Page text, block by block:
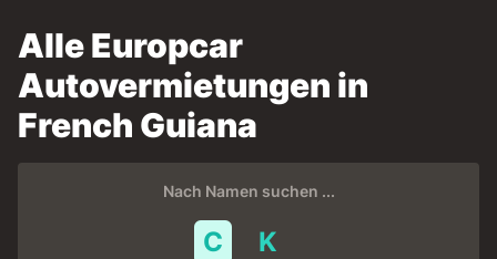
Alle Europcar
Autovermietungen in
French Guiana
Nach Namen suchen ...
C K